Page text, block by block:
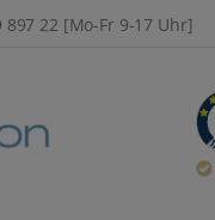
22 [Mo-Fr 9-17 Uhr]